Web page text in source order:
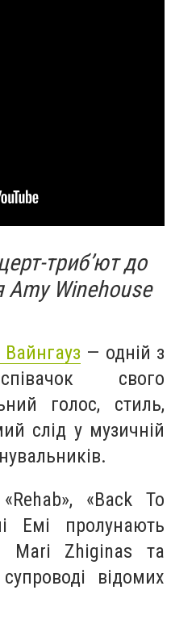
триб’ют до
Winehouse
— одній з
свого
голос, стиль,
слід у музичній
«Back To
Емі пролунають
Mari Zhiginas та
відомих